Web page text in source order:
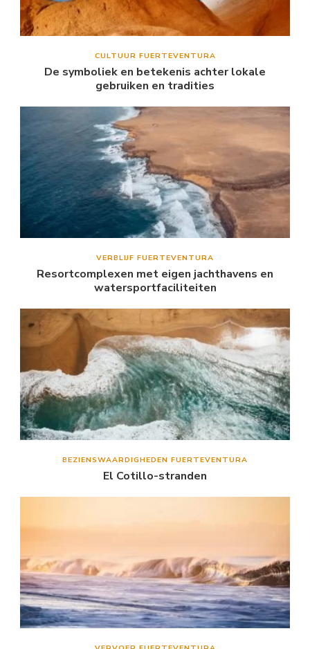
CULTUUR FUERTEVENTURA
De symboliek en betekenis achter lokale
gebruiken en tradities
VERBLIJF FUERTEVENTURA
Resortcomplexen met eigen jachthavens en
watersportfaciliteiten
BEZIENSWAARDIGHEDEN FUERTEVENTURA
El Cotillo-stranden